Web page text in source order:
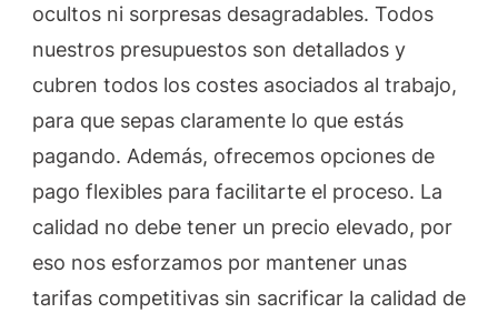
ocultos ni sorpresas desagradables. Todos
nuestros presupuestos son detallados y
cubren todos los costes asociados al trabajo,
para que sepas claramente lo que estás
pagando. Además, ofrecemos opciones de
pago flexibles para facilitarte el proceso. La
calidad no debe tener un precio elevado, por
eso nos esforzamos por mantener unas
tarifas competitivas sin sacrificar la calidad de